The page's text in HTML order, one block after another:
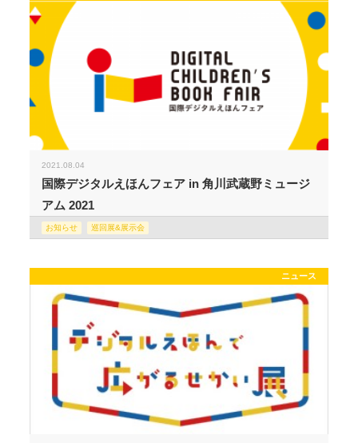
2021.08.04
国際デジタルえほんフェア in 角川武蔵野ミュージ
アム 2021
お知らせ 巡回展&展示会
ニュース